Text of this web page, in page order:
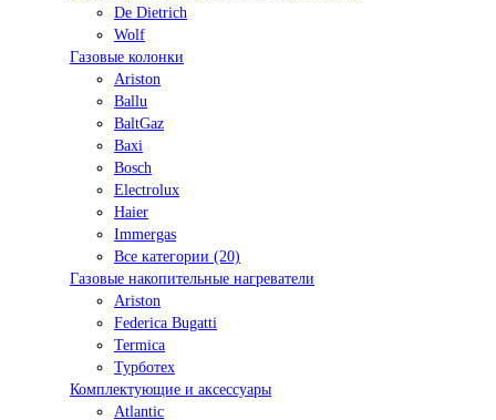
De Dietrich
Wolf
Газовые колонки
Ariston
Ballu
BaltGaz
Baxi
Bosсh
Electrolux
Haier
Immergas
Все категории (20)
Газовые накопительные нагреватели
Ariston
Federica Bugatti
Termica
Турботех
Комплектующие и аксессуары
Atlantic